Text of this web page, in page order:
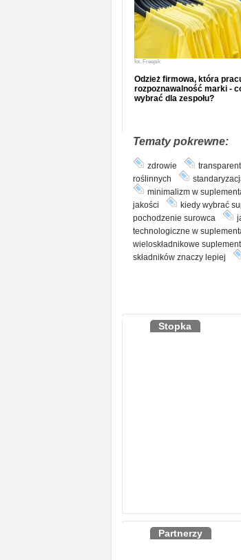
fot. Freepik
Odzież firmowa, która
rozpoznawalność marki -
wybrać dla zespołu?
Tematy pokrewne:
zdrowie
roślinnych
minimalizm w
jakości
kiedy wybrać
pochodzenie surowca
technologiczne w
wieloskładnikowe
składników znaczy lepiej
Stopka
Partnerzy